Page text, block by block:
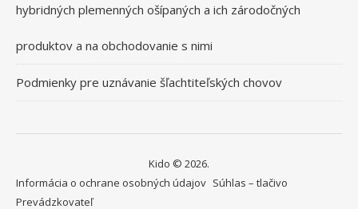
hybridných plemenných ošípaných a ich zárodočných
produktov a na obchodovanie s nimi
Podmienky pre uznávanie šľachtiteľských chovov
Kido © 2026.
Informácia o ochrane osobných údajov Súhlas – tlačivo
Prevádzkovateľ